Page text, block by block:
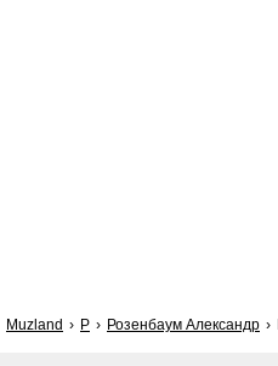
Muzland Р Розенбаум Александр